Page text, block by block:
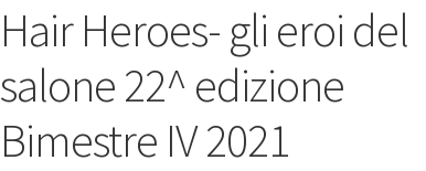
Hair Heroes- gli eroi del
salone 22^ edizione
Bimestre IV 2021